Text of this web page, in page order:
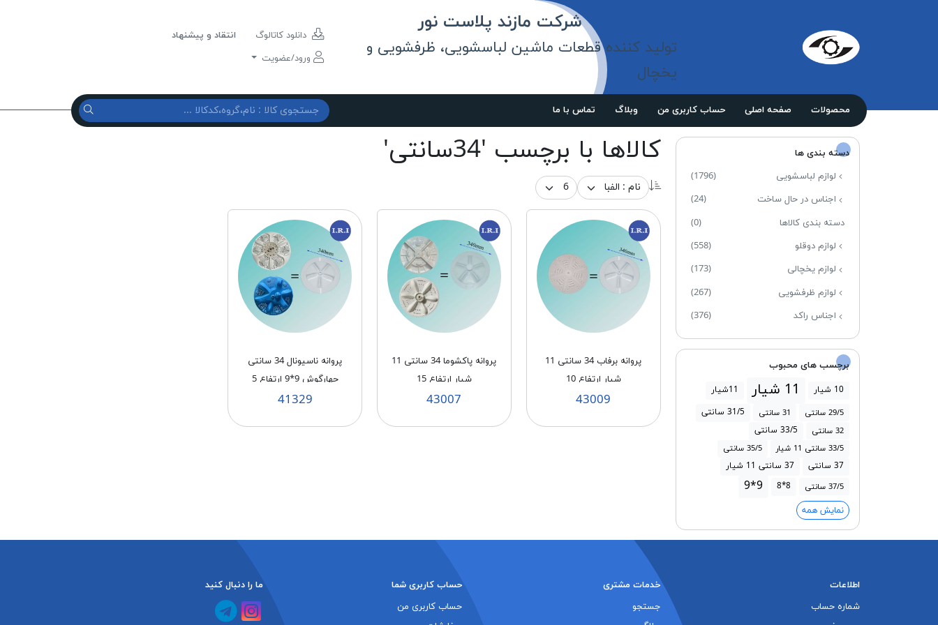
پلاست
شرکت مازند پلاست نور
تولید کننده قطعات ماشین لباسشویی، ظرفشویی و
یخچال
دانلود کاتالوگ
انتقاد و پیشنهاد
ورود/عضویت
محصولات صفحه اصلی حساب کاربری من وبلاگ تماس با ما
دسته بندی ها
لوازم لباسشویی
(1796)
اجناس در حال ساخت
(24)
دسته بندی کالاها
(0)
لوازم دوقلو
(558)
لوازم یخچالی
(173)
لوازم ظرفشویی
(267)
اجناس راکد
(376)
برچسب های محبوب
10 شیار 11 شیار 11شیار
29/5 سانتی 31 سانتی
31/5 سانتی
32 سانتی
33/5 سانتی
33/5 سانتی 11 شیار
35/5 سانتی
37 سانتی
37 سانتی 11 شیار
37/5 سانتی
8*8
9*9
نمایش همه
کالاها با برچسب '34سانتی'
پروانه برفاب 34 سانتی 11
شیار ارتفاع 10
43009
پروانه پاکشوما 34 سانتی 11
شیار ارتفاع 15
43007
پروانه ناسیونال 34 سانتی
چهارگوش 9*9 ارتفاع 5
41329
اطلاعات
شماره حساب
خدمات مشتری
جستجو
حساب کاربری شما
حساب کاربری من
ما را دنبال کنید
کانال آپارات
کانال تلگرام